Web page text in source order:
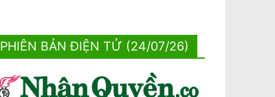
PHIÊN BẢN ĐIỆN TỬ (24/07/26)